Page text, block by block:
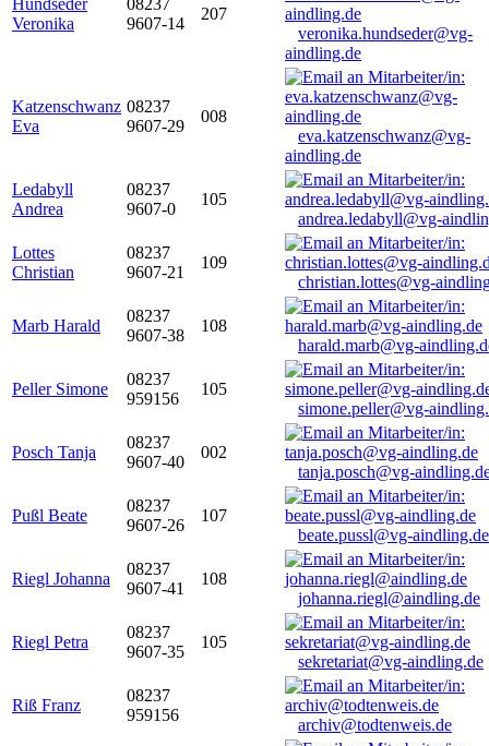
Hundseder
Veronika
08237
9607-14
207
veronika.hundseder@vg-
aindling.de
Katzenschwanz
Eva
08237
9607-29
008
eva.katzenschwanz@vg-
aindling.de
Ledabyll
Andrea
08237
9607-0
105
andrea.ledabyll@vg-
Lottes
Christian
08237
9607-21
109
christian.lottes@vg-
Marb Harald
08237
9607-38
108
harald.marb@vg-
Peller Simone
08237
959156
105
simone.peller@vg-
Posch Tanja
08237
9607-40
002
tanja.posch@vg-
Pußl Beate
08237
9607-26
107
beate.pussl@vg-aindling.de
Riegl Johanna
08237
9607-41
108
johanna.riegl@aindling.de
Riegl Petra
08237
9607-35
105
sekretariat@vg-aindling.de
Riß Franz
08237
959156
archiv@todtenweis.de